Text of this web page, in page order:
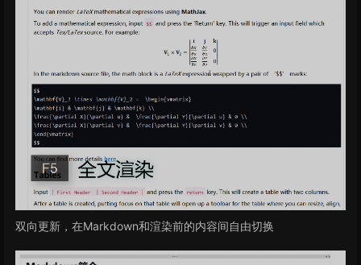
双向更新，在Markdown和渲染前的内容间自由切换